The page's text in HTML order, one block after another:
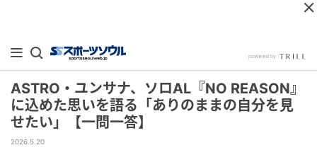
ASTRO・ユンサナ、ソロAL『NO REASON』
に込めた思いを語る「ありのままの自分を見
せたい」【一問一答】
2026.5.20